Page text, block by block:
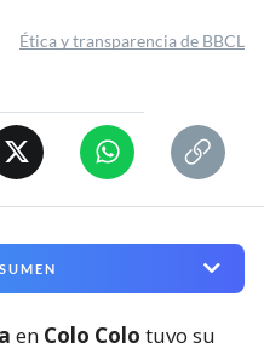
Ética y transparencia de BBCL
en Colo Colo tuvo su